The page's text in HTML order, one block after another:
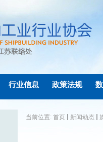
行业信息 政策法规
当前位置: 首页 新闻动态